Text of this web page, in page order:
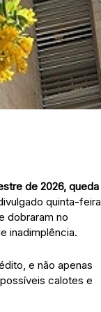
de 2026, queda
quinta-feira
dobraram no
inadimplência.
e não apenas
calotes e